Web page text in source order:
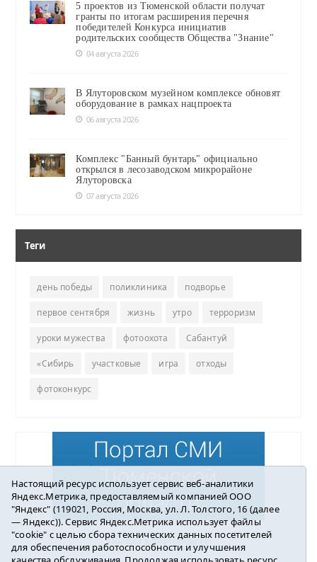
5 проектов из Тюменской области получат
гранты по итогам расширения перечня
победителей Конкурса инициатив
родительских сообществ Общества "Знание"
04 августа 2026
В Ялуторовском музейном комплексе обновят
оборудование в рамках нацпроекта
06 августа 2026
Комплекс "Банный бунтарь" официально
открылся в лесозаводском микрорайоне
Ялуторовска
07 августа 2026
Теги
день победы поликлиника подворье
первое сентября жизнь утро терроризм
уроки мужества фотоохота Сабантуй
«Сибирь участковые игра отходы
фотоконкурс
Погода в Ялуторовске
Настоящий ресурс использует сервис веб-аналитики
Яндекс.Метрика, предоставляемый компанией ООО
"Яндекс" (119021, Россия, Москва, ул. Л. Толстого, 16 (далее
— Яндекс)). Сервис Яндекс.Метрика использует файлы
"cookie" с целью сбора технических данных посетителей
для обеспечения работоспособности и улучшения